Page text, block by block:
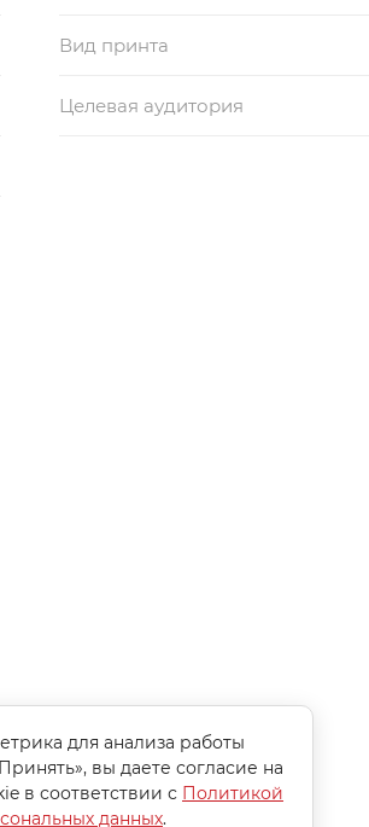
Вид принта
Целевая аудитория
для анализа работы
вы даете согласие на
в соответствии с Политикой
данных.